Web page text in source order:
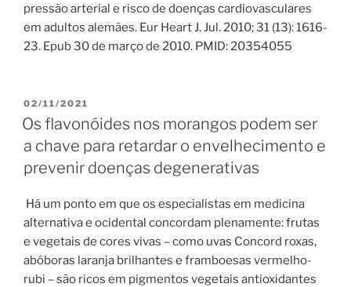
pressão arterial e risco de doenças cardiovasculares
em adultos alemães. Eur Heart J. Jul. 2010; 31 (13): 1616-
23. Epub 30 de março de 2010. PMID: 20354055
PUBLICADO
EM
02/11/2021
Os flavonóides nos morangos podem ser
a chave para retardar o envelhecimento e
prevenir doenças degenerativas
Há um ponto em que os especialistas em medicina
alternativa e ocidental concordam plenamente: frutas
e vegetais de cores vivas – como uvas Concord roxas,
abóboras laranja brilhantes e framboesas vermelho-
rubi – são ricos em pigmentos vegetais antioxidantes